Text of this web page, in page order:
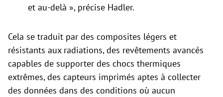
et au-delà », précise Hadler.
Cela se traduit par des composites légers et
résistants aux radiations, des revêtements avancés
capables de supporter des chocs thermiques
extrêmes, des capteurs imprimés aptes à collecter
des données dans des conditions où aucun